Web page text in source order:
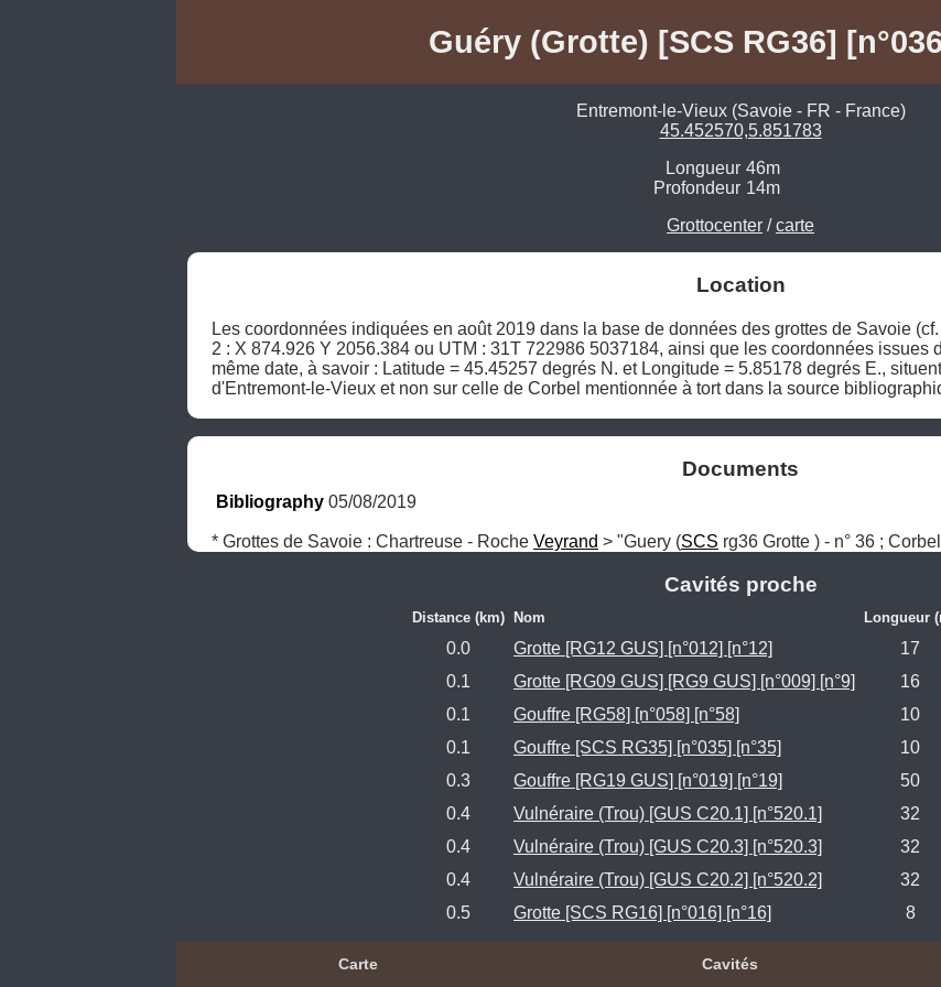
Guéry (Grotte) [SCS RG36]
Entremont-le-Vieux (Savoie - FR - France)
45.452570,5.851783
Longueur 46m
Profondeur 14m
Grottocenter /carte
Location
Les coordonnées indiquées en août 2019 dans la base de données des grottes de Savoie
2 : X 874.926 Y 2056.384 ou UTM : 31T 722986 5037184, ainsi que les coordonnées issues
même date, à savoir : Latitude = 45.45257 degrés N. et Longitude = 5.85178 degrés E.,
d'Entremont-le-Vieux et non sur celle de Corbel mentionnée à tort dans la source
Documents
Bibliography 05/08/2019
* Grottes de Savoie : Chartreuse - Roche Veyrand > "Guery (SCS rg36 Grotte ) - n° 36 ;
Cavités proche
Distance (km) Nom Longueur
0.0 Grotte [RG12 GUS] [n°012] [n°12] 17
0.1
Grotte [RG09 GUS] [RG9 GUS] [n°009] [n°9] 16
0.1
Gouffre [RG58] [n°058] [n°58] 10
0.1
Gouffre [SCS RG35] [n°035] [n°35] 10
0.3
Gouffre [RG19 GUS] [n°019] [n°19] 50
0.4
Vulnéraire (Trou) [GUS C20.1] [n°520.1] 32
0.4
Vulnéraire (Trou) [GUS C20.3] [n°520.3] 32
0.4
Vulnéraire (Trou) [GUS C20.2] [n°520.2] 32
0.5
Grotte [SCS RG16] [n°016] [n°16] 8
Carte Cavités